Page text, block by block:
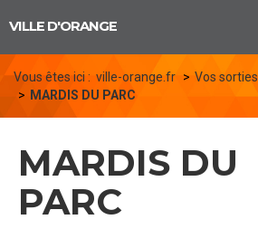
VILLE D'ORANGE
Vous êtes ici : ville-orange.fr Vos sorties
MARDIS DU PARC
MARDIS DU
PARC